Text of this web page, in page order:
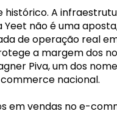
histórico. A
não é uma
de operação real
a margem dos
Piva, um dos
nacional.
em vendas no e-